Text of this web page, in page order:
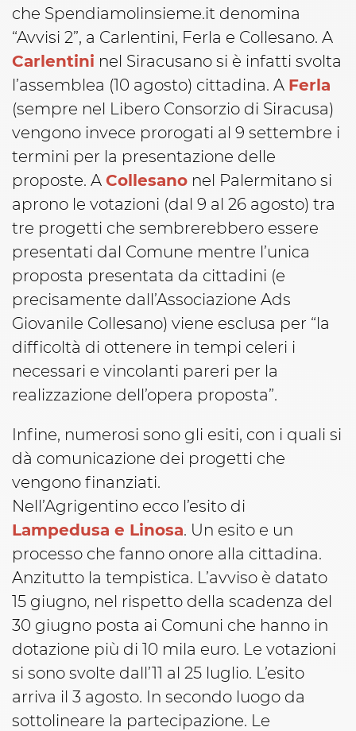
che Spendiamolinsieme.it denomina
“Avvisi 2”, a Carlentini, Ferla e Collesano. A
Carlentini nel Siracusano si è infatti svolta
l’assemblea (10 agosto) cittadina. A Ferla
(sempre nel Libero Consorzio di Siracusa)
vengono invece prorogati al 9 settembre i
termini per la presentazione delle
proposte. A Collesano nel Palermitano si
aprono le votazioni (dal 9 al 26 agosto) tra
tre progetti che sembrerebbero essere
presentati dal Comune mentre l’unica
proposta presentata da cittadini (e
precisamente dall’Associazione Ads
Giovanile Collesano) viene esclusa per “la
difficoltà di ottenere in tempi celeri i
necessari e vincolanti pareri per la
realizzazione dell’opera proposta”.
Infine, numerosi sono gli esiti, con i quali si
dà comunicazione dei progetti che
vengono finanziati.
Nell’Agrigentino ecco l’esito di
Lampedusa e Linosa. Un esito e un
processo che fanno onore alla cittadina.
Anzitutto la tempistica. L’avviso è datato
15 giugno, nel rispetto della scadenza del
30 giugno posta ai Comuni che hanno in
dotazione più di 10 mila euro. Le votazioni
si sono svolte dall’11 al 25 luglio. L’esito
arriva il 3 agosto. In secondo luogo da
sottolineare la partecipazione. Le